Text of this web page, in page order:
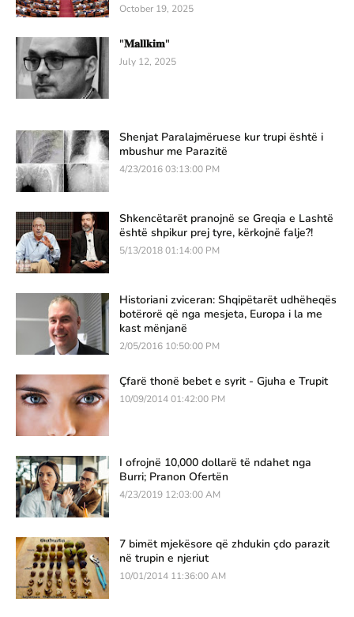
October 19, 2025
"𝐌𝐚𝐥𝐥𝐤𝐢𝐦"
July 12, 2025
Shenjat Paralajmëruese kur trupi është i
mbushur me Parazitë
4/23/2016 03:13:00 PM
Shkencëtarët pranojnë se Greqia e Lashtë
është shpikur prej tyre, kërkojnë falje?!
5/13/2018 01:14:00 PM
Historiani zviceran: Shqipëtarët udhëheqës
botërorë që nga mesjeta, Europa i la me
kast mënjanë
2/05/2016 10:50:00 PM
Çfarë thonë bebet e syrit - Gjuha e Trupit
10/09/2014 01:42:00 PM
I ofrojnë 10,000 dollarë të ndahet nga
Burri; Pranon Ofertën
4/23/2019 12:03:00 AM
7 bimët mjekësore që zhdukin çdo parazit
në trupin e njeriut
10/01/2014 11:36:00 AM